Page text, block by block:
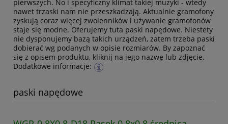
pierwszych. No i specyficzny klimat takiej muzyki - wtedy
nawet trzaski nam nie przeszkadzają. Aktualnie gramofony
zyskują coraz więcej zwolenników i używanie gramofonów
staje się modne. Oferujemy tuta paski napędowe. Niestety
nie dysponujemy bazą takich urządzeń, zatem trzeba paski
dobierać wg podanych w opisie rozmiarów. By zapoznać
się z opisem produktu, kliknij na jego nazwę lub zdjęcie.
Dodatkowe informacje:
paski napędowe